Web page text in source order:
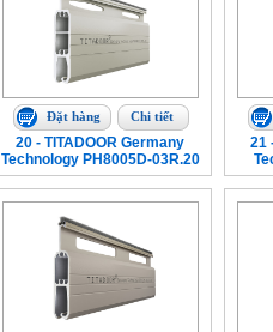
Đặt hàng Chi tiết
20 - TITADOOR Germany
Technology PH8005D-03R.20
21